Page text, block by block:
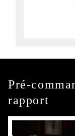
Pré-
rapport